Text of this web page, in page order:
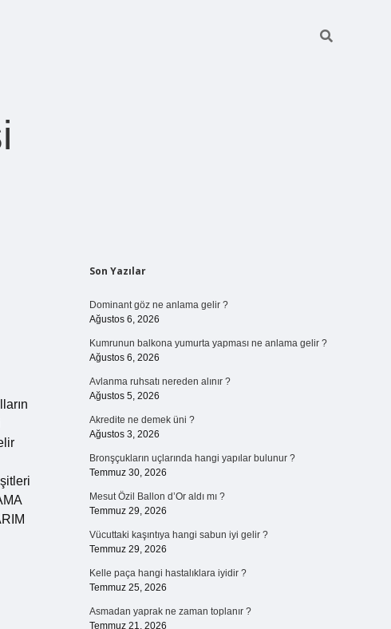
Sidebar
Son Yazılar
Dominant göz ne anlama gelir ?
Ağustos 6, 2026
Kumrunun balkona yumurta yapması ne anlama gelir ?
Ağustos 6, 2026
Avlanma ruhsatı nereden alınır ?
Ağustos 5, 2026
Akredite ne demek üni ?
Ağustos 3, 2026
Bronşçukların uçlarında hangi yapılar bulunur ?
Temmuz 30, 2026
Mesut Özil Ballon d’Or aldı mı ?
Temmuz 29, 2026
Vücuttaki kaşıntıya hangi sabun iyi gelir ?
Temmuz 29, 2026
Kelle paça hangi hastalıklara iyidir ?
Temmuz 25, 2026
Asmadan yaprak ne zaman toplanır ?
Temmuz 21, 2026